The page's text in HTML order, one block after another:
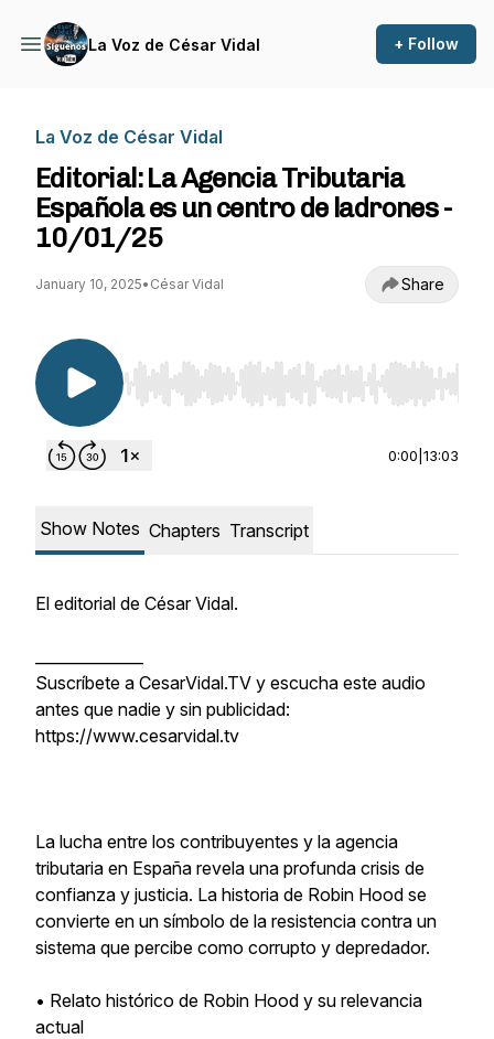
La Voz de César Vidal + Follow
La Voz de César Vidal
Editorial: La Agencia Tributaria
Española es un centro de ladrones -
10/01/25
January 10, 2025• César Vidal Share
Use Left/Right to seek, Home/End to jump to
0:00 13:03
Show Notes Chapters Transcript
El editorial de César Vidal.
Suscríbete a CesarVidal.TV y escucha este audio
antes que nadie y sin publicidad:
https://www.cesarvidal.tv
La lucha entre los contribuyentes y la agencia
tributaria en España revela una profunda crisis de
confianza y justicia. La historia de Robin Hood se
convierte en un símbolo de la resistencia contra un
sistema que percibe como corrupto y depredador.
• Relato histórico de Robin Hood y su relevancia
actual